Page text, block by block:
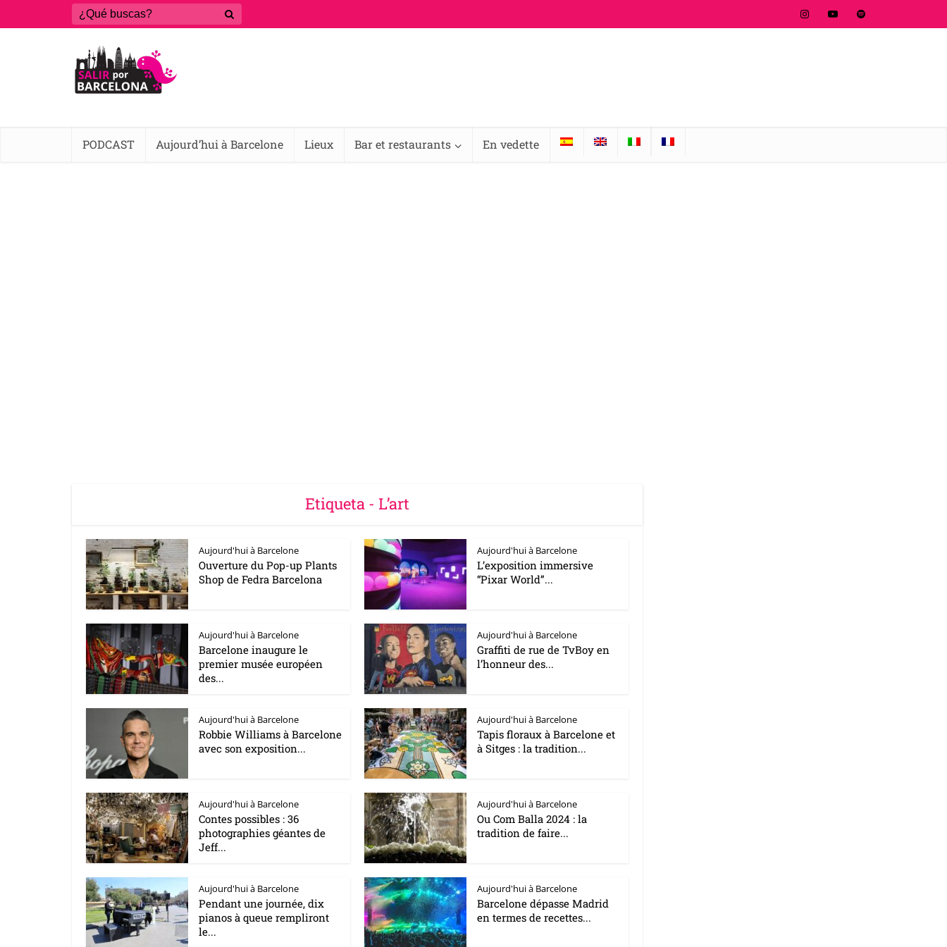
PODCAST Aujourd’hui à Barcelone Lieux Bar et restaurants En vedette
Etiqueta - L’art
Aujourd'hui à Barcelone
Ouverture du Pop-up Plants
Shop de Fedra Barcelona
Aujourd'hui à Barcelone
L’exposition immersive
“Pixar World”...
Aujourd'hui à Barcelone
Barcelone inaugure le
premier musée européen
des...
Aujourd'hui à Barcelone
Graffiti de rue de TvBoy en
l’honneur des...
Aujourd'hui à Barcelone
Robbie Williams à Barcelone
avec son exposition...
Aujourd'hui à Barcelone
Tapis floraux à Barcelone et
à Sitges : la tradition...
Aujourd'hui à Barcelone
Contes possibles : 36
photographies géantes de
Jeff...
Aujourd'hui à Barcelone
Ou Com Balla 2024 : la
tradition de faire...
Aujourd'hui à Barcelone
Pendant une journée, dix
pianos à queue rempliront
le...
Aujourd'hui à Barcelone
Barcelone dépasse Madrid
en termes de recettes...